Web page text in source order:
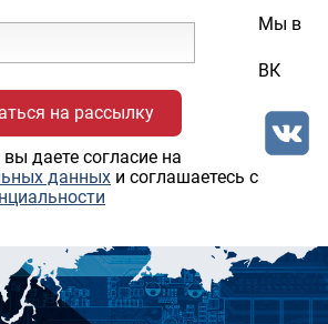
даете согласие на
данных и соглашаетесь c
Мы в
ВК